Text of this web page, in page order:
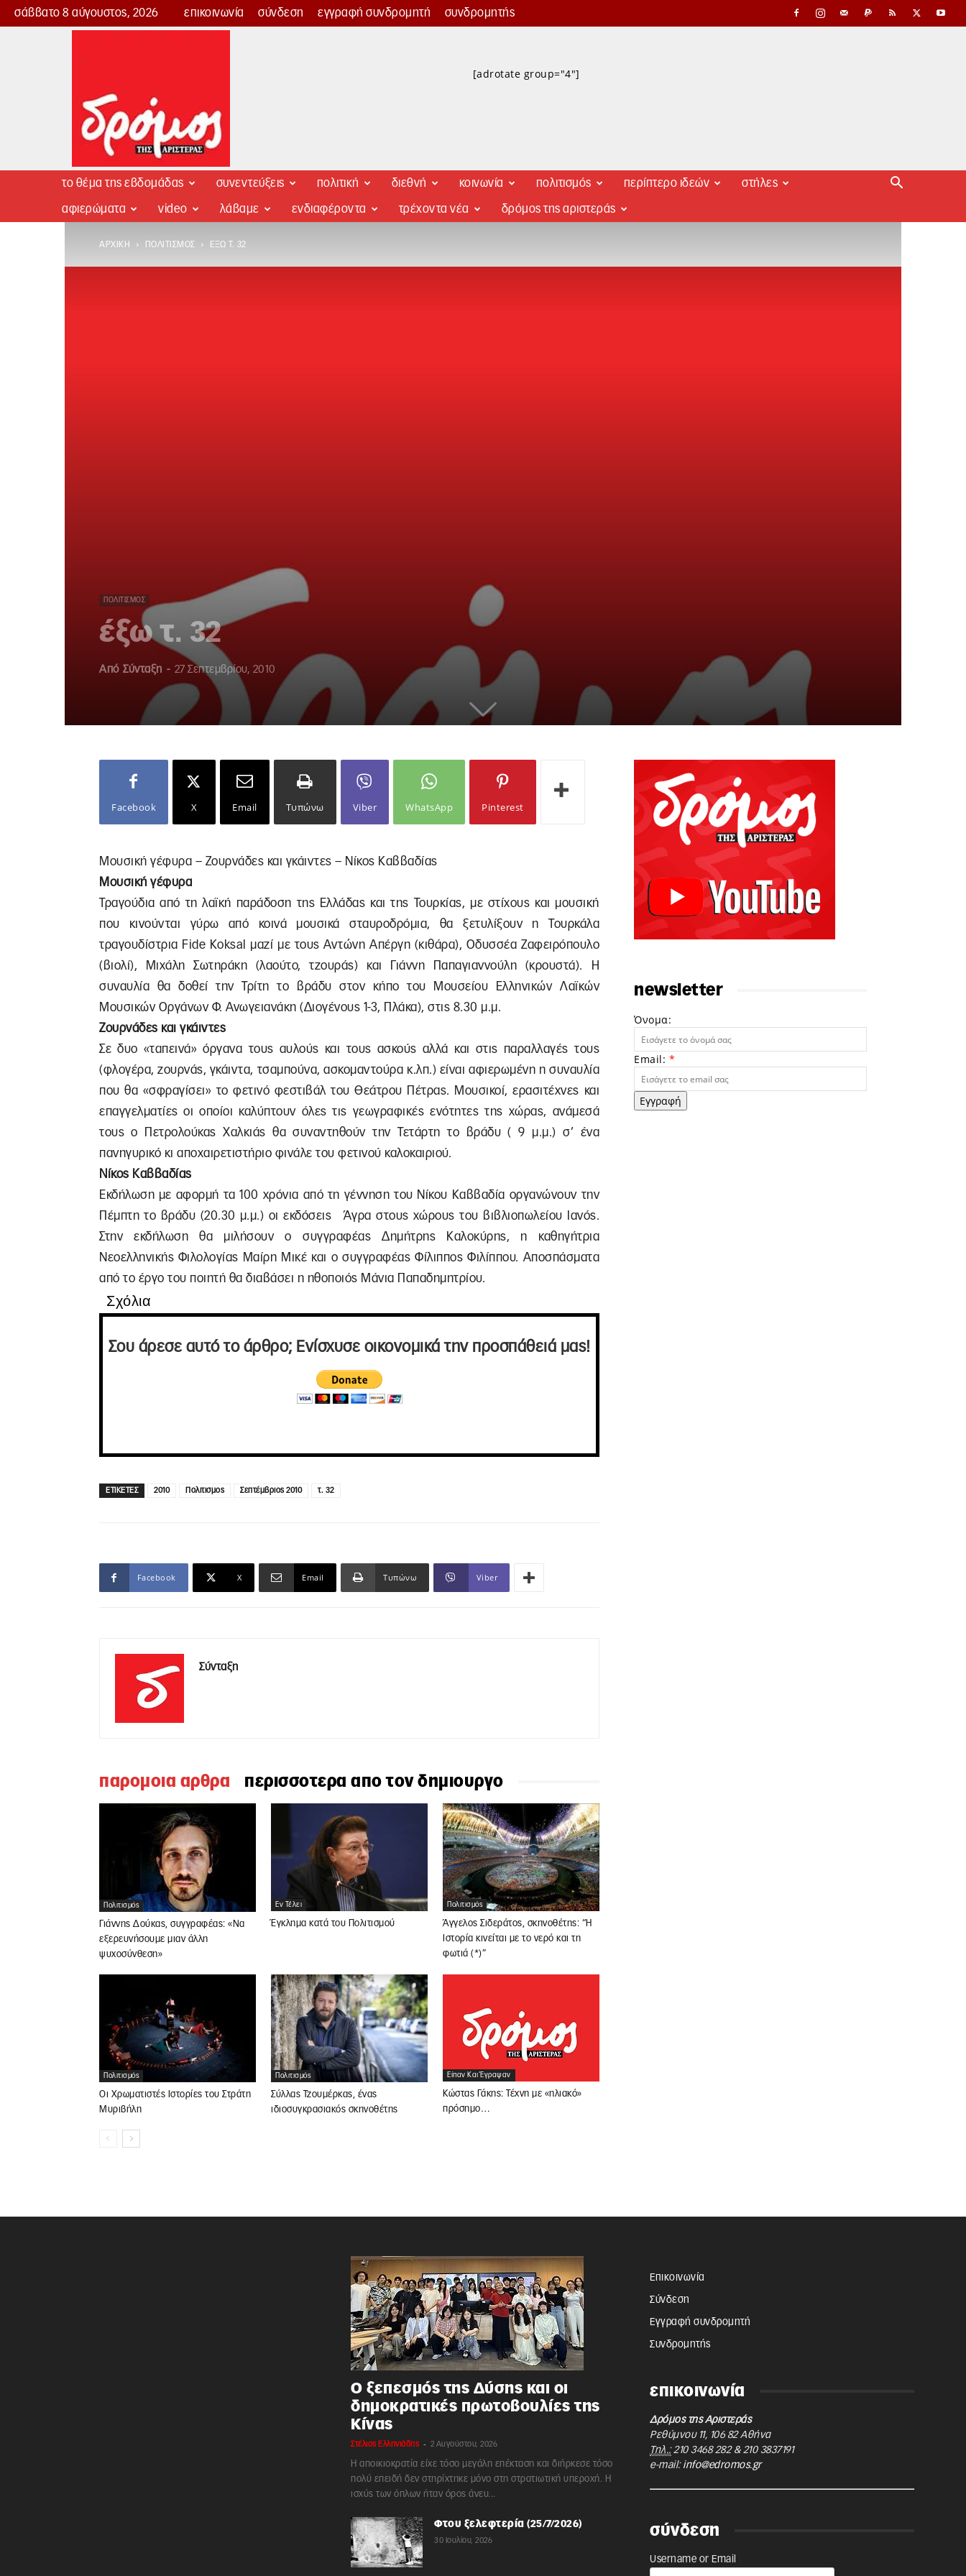
σάββατο 8 αύγουστος, 2026 επικοινωνία σύνδεση εγγραφή συνδρομητή συνδρομητής
Δρόμος
[adrotate group="4"]
το θέμα της εβδομάδας συνεντεύξεις πολιτική διεθνή κοινωνία πολιτισμός περίπτερο ιδεών στήλες
αφιερώματα video λάβαμε ενδιαφέροντα τρέχοντα νέα δρόμος της αριστεράς
ΑΡΧΙΚΉ ΠΟΛΙΤΙΣΜΌΣ ΈΞΩ Τ. 32
ΠΟΛΙΤΙΣΜΌΣ
έξω τ. 32
Από Σύνταξη - 27 Σεπτεμβρίου, 2010
Facebook X Email Τυπώνω Viber WhatsApp Pinterest
Μουσική γέφυρα – Ζουρνάδες και γκάιντες – Νίκος Καββαδίας
Μουσική γέφυρα
Τραγούδια από τη λαϊκή παράδοση της Ελλάδας και της Τουρκίας, με στίχους και μουσική
που κινούνται γύρω από κοινά μουσικά σταυροδρόμια, θα ξετυλίξουν η Τουρκάλα
τραγουδίστρια Fide Kοksal μαζί με τους Αντώνη Απέργη (κιθάρα), Οδυσσέα Ζαφειρόπουλο
(βιολί), Μιχάλη Σωτηράκη (λαούτο, τζουράς) και Γιάννη Παπαγιαννούλη (κρουστά). Η
συναυλία θα δοθεί την Τρίτη το βράδυ στον κήπο του Μουσείου Ελληνικών Λαϊκών
Μουσικών Οργάνων Φ. Ανωγειανάκη (Διογένους 1-3, Πλάκα), στις 8.30 μ.μ.
Ζουρνάδες και γκάιντες
Σε δυο «ταπεινά» όργανα τους αυλούς και τους ασκούς αλλά και στις παραλλαγές τους
(φλογέρα, ζουρνάς, γκάιντα, τσαμπούνα, ασκομαντούρα κ.λπ.) είναι αφιερωμένη η συναυλία
που θα «σφραγίσει» το φετινό φεστιβάλ του Θεάτρου Πέτρας. Μουσικοί, ερασιτέχνες και
επαγγελματίες οι οποίοι καλύπτουν όλες τις γεωγραφικές ενότητες της χώρας, ανάμεσά
τους ο Πετρολούκας Χαλκιάς θα συναντηθούν την Τετάρτη το βράδυ ( 9 μ.μ.) σ’ ένα
πανηγυρικό κι αποχαιρετιστήριο φινάλε του φετινού καλοκαιριού.
Νίκος Καββαδίας
Εκδήλωση με αφορμή τα 100 χρόνια από τη γέννηση του Νίκου Καββαδία οργανώνουν την
Πέμπτη το βράδυ (20.30 μ.μ.) οι εκδόσεις Άγρα στους χώρους του βιβλιοπωλείου Ιανός.
Στην εκδήλωση θα μιλήσουν ο συγγραφέας Δημήτρης Καλοκύρης, η καθηγήτρια
Νεοελληνικής Φιλολογίας Μαίρη Μικέ και ο συγγραφέας Φίλιππος Φιλίππου. Αποσπάσματα
από το έργο του ποιητή θα διαβάσει η ηθοποιός Μάνια Παπαδημητρίου.
Σχόλια
Σου άρεσε αυτό το άρθρο; Ενίσχυσε οικονομικά την προσπάθειά μας!
ΕΤΙΚΕΤΕΣ 2010 Πολιτισμος Σεπτέμβριος 2010 τ. 32
Facebook X Email Τυπώνω Viber
Σύνταξη
παρομοια αρθρα περισσοτερα απο τον δημιουργο
Πολιτισμός
Γιάννης Δούκας, συγγραφέας: «Να
εξερευνήσουμε μιαν άλλη
ψυχοσύνθεση»
Εν Τέλει
Έγκλημα κατά του Πολιτισμού
Πολιτισμός
Άγγελος Σιδεράτος, σκηνοθέτης: “Η
Ιστορία κινείται με το νερό και τη
φωτιά (*)”
Πολιτισμός
Οι Χρωματιστές Ιστορίες του Στράτη
Μυριβήλη
Πολιτισμός
Σύλλας Τζουμέρκας, ένας
ιδιοσυγκρασιακός σκηνοθέτης
Είπαν Και Έγραψαν
Κώστας Γάκης: Τέχνη με «ηλιακό»
πρόσημο…
newsletter
Όνομα:
Email: *
Εγγραφή
Ο ξεπεσμός της Δύσης και οι
δημοκρατικές πρωτοβουλίες της
Κίνας
Στέλιος Ελληνιάδης - 2 Αυγούστου, 2026
Η αποικιοκρατία είχε τόσο μεγάλη επέκταση και διήρκεσε τόσο
πολύ επειδή δεν στηρίχτηκε μόνο στη στρατιωτική υπεροχή. Η
ισχύς των όπλων ήταν όρος άνευ...
Φτου ξελεφτερία (25/7/2026)
30 Ιουλίου, 2026
Επικοινωνία
Σύνδεση
Εγγραφή συνδρομητή
Συνδρομητής
επικοινωνία
Δρόμος της Αριστεράς
Ρεθύμνου 11, 106 82 Αθήνα
Τηλ.: 210 3468 282& 210 3837191
e-mail: info@edromos.gr
σύνδεση
Username or Email